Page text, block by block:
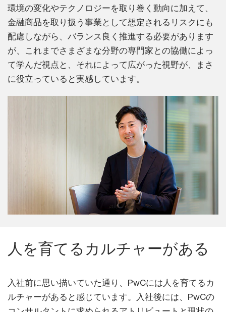
環境の変化やテクノロジーを取り巻く動向に加えて、
金融商品を取り扱う事業として想定されるリスクにも
配慮しながら、バランス良く推進する必要があります
が、これまでさまざまな分野の専門家との協働によっ
て学んだ視点と、それによって広がった視野が、まさ
に役立っていると実感しています。
人を育てるカルチャーがある
入社前に思い描いていた通り、PwCには人を育てるカ
ルチャーがあると感じています。入社後には、PwCの